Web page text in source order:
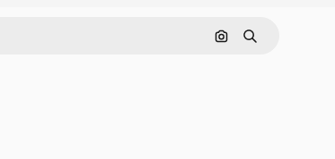
画像で検索
検索